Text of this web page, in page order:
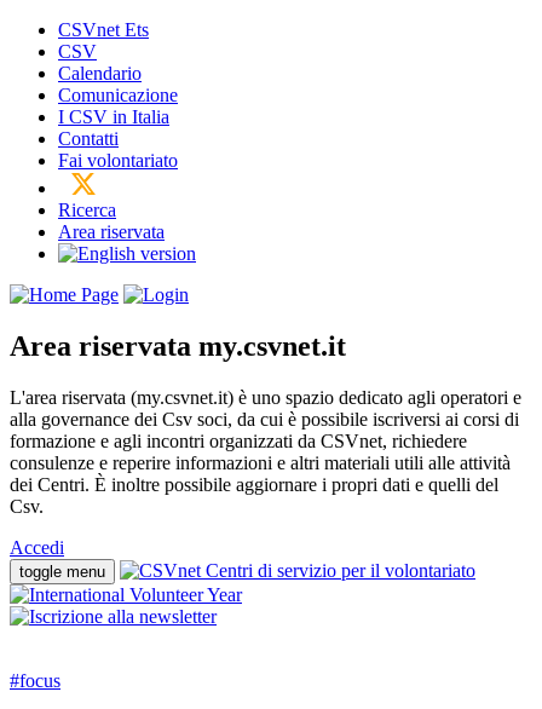
CSVnet Ets
CSV
Calendario
Comunicazione
I CSV in Italia
Contatti
Fai volontariato
Ricerca
Area riservata
Area riservata my.csvnet.it
L'area riservata (my.csvnet.it) è uno spazio dedicato agli operatori e
alla governance dei Csv soci, da cui è possibile iscriversi ai corsi di
formazione e agli incontri organizzati da CSVnet, richiedere
consulenze e reperire informazioni e altri materiali utili alle attività
dei Centri. È inoltre possibile aggiornare i propri dati e quelli del
Csv.
Accedi
toggle menu
#focus